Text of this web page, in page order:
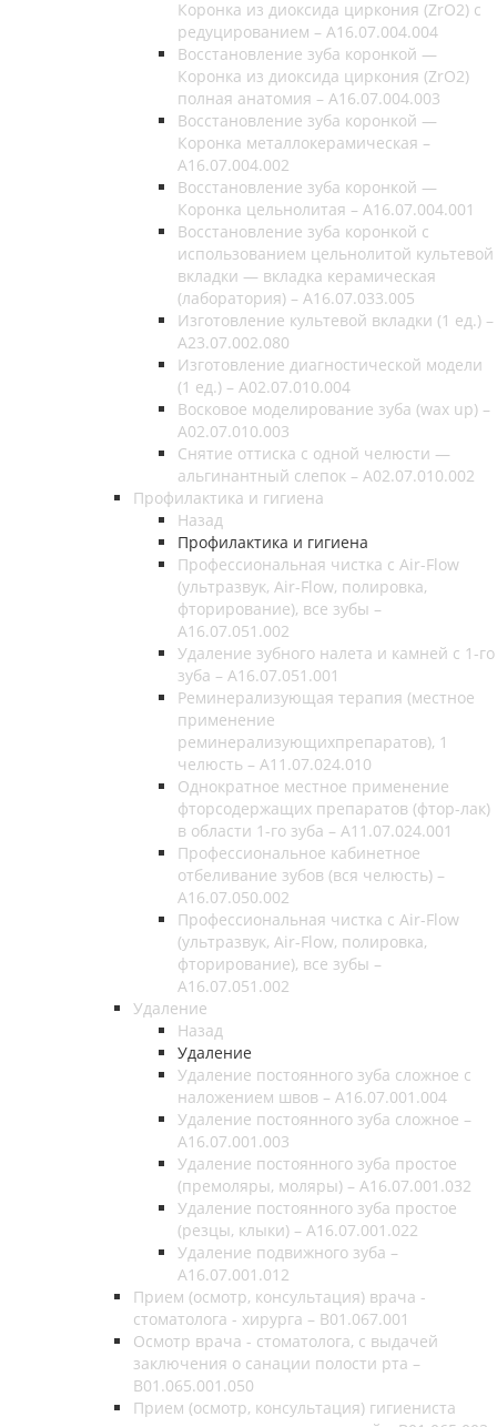
Коронка из диоксида циркония (ZrO2) c
редуцированием – A16.07.004.004
Восстановление зуба коронкой —
Коронка из диоксида циркония (ZrO2)
полная анатомия – A16.07.004.003
Восстановление зуба коронкой —
Коронка металлокерамическая –
A16.07.004.002
Восстановление зуба коронкой —
Коронка цельнолитая – A16.07.004.001
Восстановление зуба коронкой с
использованием цельнолитой культевой
вкладки — вкладка керамическая
(лаборатория) – A16.07.033.005
Изготовление культевой вкладки (1 ед.) –
A23.07.002.080
Изготовление диагностической модели
(1 ед.) – A02.07.010.004
Восковое моделирование зуба (wax up) –
A02.07.010.003
Снятие оттиска с одной челюсти —
альгинантный слепок – A02.07.010.002
Профилактика и гигиена
Назад
Профилактика и гигиена
Профессиональная чистка с Air-Flow
(ультразвук, Air-Flow, полировка,
фторирование), все зубы –
A16.07.051.002
Удаление зубного налета и камней с 1-го
зуба – А16.07.051.001
Реминерализующая терапия (местное
применение
реминерализующихпрепаратов), 1
челюсть – А11.07.024.010
Однократное местное применение
фторсодержащих препаратов (фтор-лак)
в области 1-го зуба – А11.07.024.001
Профессиональное кабинетное
отбеливание зубов (вся челюсть) –
А16.07.050.002
Профессиональная чистка с Air-Flow
(ультразвук, Air-Flow, полировка,
фторирование), все зубы –
A16.07.051.002
Удаление
Назад
Удаление
Удаление постоянного зуба сложное с
наложением швов – A16.07.001.004
Удаление постоянного зуба сложное –
A16.07.001.003
Удаление постоянного зуба простое
(премоляры, моляры) – A16.07.001.032
Удаление постоянного зуба простое
(резцы, клыки) – A16.07.001.022
Удаление подвижного зуба –
A16.07.001.012
Прием (осмотр, консультация) врача -
стоматолога - хирурга – B01.067.001
Осмотр врача - стоматолога, с выдачей
заключения о санации полости рта –
B01.065.001.050
Прием (осмотр, консультация) гигиениста